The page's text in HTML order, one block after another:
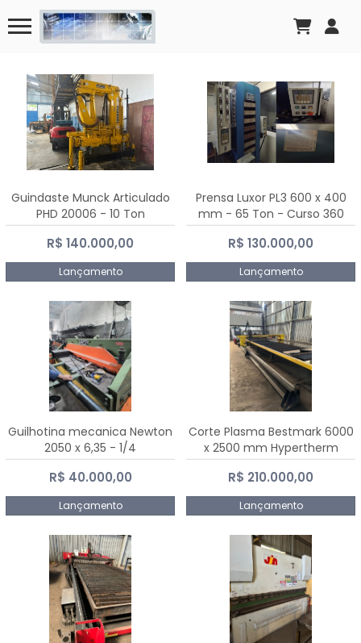
Guindaste Munck Articulado
PHD 20006 - 10 Ton
R$ 140.000,00
Lançamento
Prensa Luxor PL3 600 x 400
mm - 65 Ton - Curso 360
mm
R$ 130.000,00
Lançamento
Guilhotina mecanica Newton
2050 x 6,35 - 1/4
R$ 40.000,00
Lançamento
Corte Plasma Bestmark 6000
x 2500 mm Hypertherm
MaxPro 200
R$ 210.000,00
Lançamento